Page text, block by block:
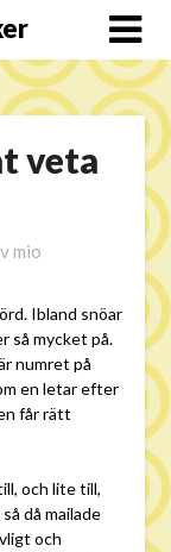
veta
mio
Ibland snöar
så mycket på.
numret på
en letar efter
får rätt
och lite till,
då mailade
och